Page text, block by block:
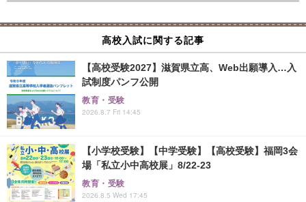
高校入試に関する記事
【高校受験2027】滋賀県立高、Web出願導入…入
試制度パンフ公開
教育・受験
2026.8.7 Fri 14:45
【小学校受験】【中学受験】【高校受験】福岡3会
場「私立小中高校展」8/22-23
教育・受験
2026.8.5 Wed 17:45